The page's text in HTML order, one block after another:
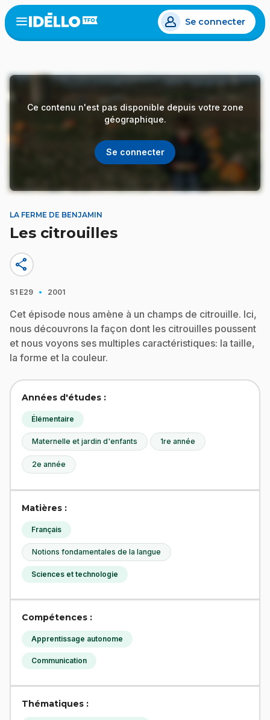
Aller
au
contenu
Open
menu
Se connecter
Ce contenu n'est pas disponible depuis votre zone
géographique.
Se connecter
LA FERME DE BENJAMIN
Les citrouilles
share
S1 E29 · 2001
Cet épisode nous amène à un champs de citrouille. Ici,
nous découvrons la façon dont les citrouilles poussent
et nous voyons ses multiples caractéristiques: la taille,
la forme et la couleur.
Années d'études :
Élémentaire
Maternelle et jardin d'enfants 1re année
2e année
Matières :
Français
Notions fondamentales de la langue
Sciences et technologie
Compétences :
Apprentissage autonome
Communication
Thématiques :